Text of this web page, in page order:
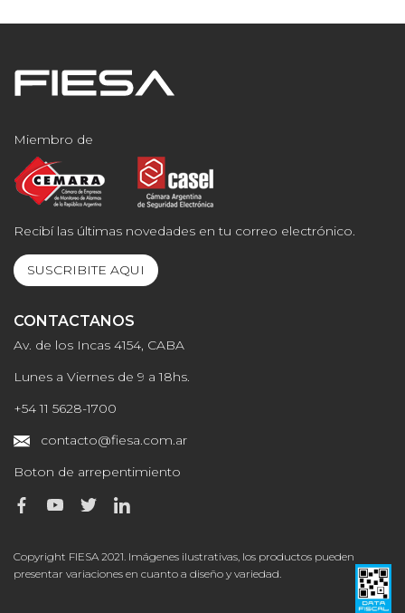
Miembro de
Recibí las últimas novedades en tu correo electrónico.
SUSCRIBITE AQUI
CONTACTANOS
Av. de los Incas 4154, CABA
Lunes a Viernes de 9 a 18hs.
+54 11 5628-1700
contacto@fiesa.com.ar
Boton de arrepentimiento
Copyright FIESA 2021. Imágenes ilustrativas, los productos pueden
presentar variaciones en cuanto a diseño y variedad.